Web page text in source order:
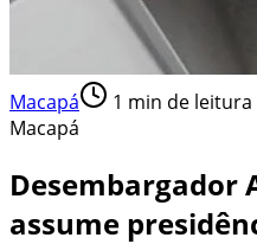
Macapá 1 min de leitura
Macapá
Desembargador
assume